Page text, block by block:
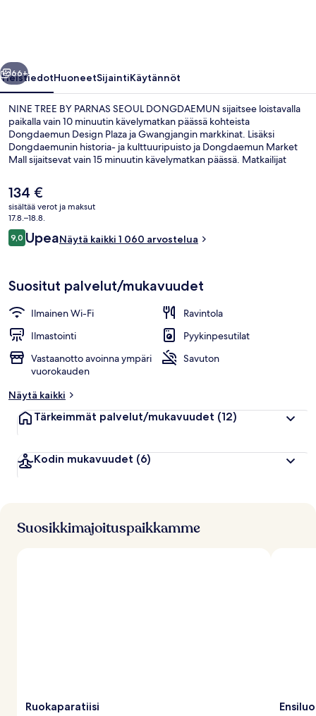
Seuraava
66+
YleistiedotHuoneetSijaintiKäytännöt
NINE TREE BY PARNAS SEOUL DONGDAEMUN sijaitsee loistavalla
paikalla vain 10 minuutin kävelymatkan päässä kohteista
Dongdaemun Design Plaza ja Gwangjangin markkinat. Lisäksi
Dongdaemunin historia- ja kulttuuripuisto ja Dongdaemun Market
Mall sijaitsevat vain 15 minuutin kävelymatkan päässä. Matkailijat
yleiskuntoa. Majoituspaikka sijaitsee lyhyen kävelymatkan päässä
julkisen liikenteen yhteyksistä: Dongdaemunin historia- ja
kulttuuripuiston asema sijaitsee 5 minuutin ja Euljiro 4-gan asema 5
minuutin kävelymatkan päässä.
Nykyinen
hinta
on
134 €
134 €
sisältää verot ja maksut
17.8.–18.8.
Arvostelut
9,09,0 kautta 10.
UpeaNäytä kaikki 1 060 arvostelua
Suositut palvelut/mukavuudet
Ilmainen Wi-Fi
Ravintola
Ilmastointi
Pyykinpesutilat
Vastaanotto avoinna ympäri
vuorokauden
Savuton
Näytä kaikki
Tärkeimmät palvelut/mukavuudet (12)
Kodin mukavuudet (6)
Suosikkimajoituspaikkamme
Ruokaparatiisi